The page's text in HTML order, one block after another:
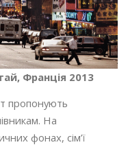
Франція 2013
пропонують
На
фонах, сім’ї